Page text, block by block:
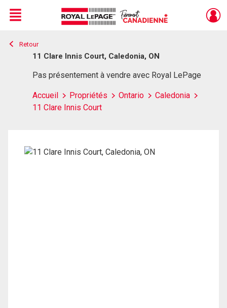
Live
En Direct
Menu
Retour
11 Clare Innis Court, Caledonia, ON
Pas présentement à vendre avec Royal LePage
Accueil Propriétés Ontario
Caledonia
11 Clare Innis Court